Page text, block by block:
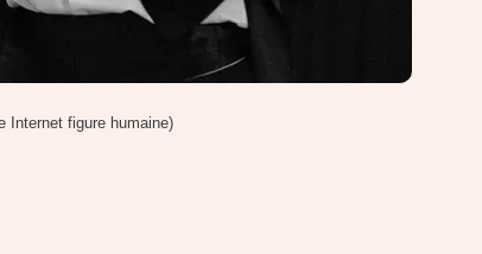
Internet figure humaine)